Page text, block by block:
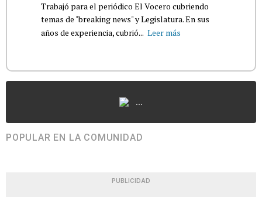
Trabajó para el periódico El Vocero cubriendo
temas de "breaking news" y Legislatura. En sus
años de experiencia, cubrió... Leer más
...
POPULAR EN LA COMUNIDAD
PUBLICIDAD